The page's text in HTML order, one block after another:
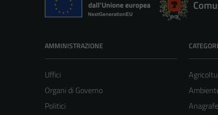
AMMINISTRAZIONE
Uffici
Organi di Governo
Politici